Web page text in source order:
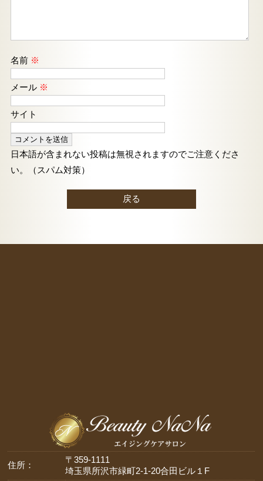
名前 ※
メール ※
サイト
日本語が含まれない投稿は無視されますのでご注意くださ
い。（スパム対策）
戻る
住所：
〒359-1111
埼玉県所沢市緑町2-1-20合田ビル１F